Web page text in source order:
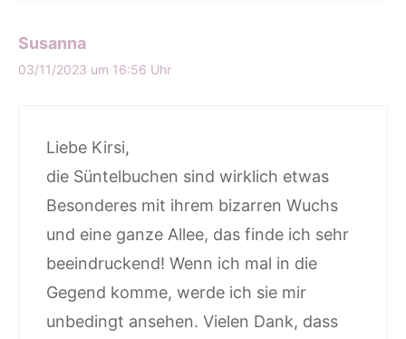
Susanna
03/11/2023 um 16:56 Uhr
Liebe Kirsi,
die Süntelbuchen sind wirklich etwas
Besonderes mit ihrem bizarren Wuchs
und eine ganze Allee, das finde ich sehr
beeindruckend! Wenn ich mal in die
Gegend komme, werde ich sie mir
unbedingt ansehen. Vielen Dank, dass